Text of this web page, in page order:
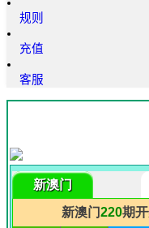
规则
充值
客服